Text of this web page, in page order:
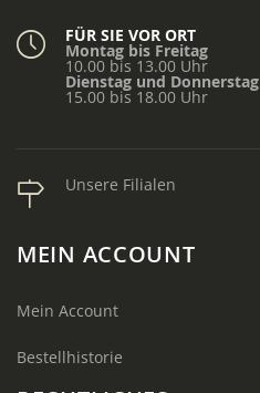
FÜR SIE VOR ORT
Montag bis Freitag
10.00 bis 13.00 Uhr
Dienstag und Donnerstag
15.00 bis 18.00 Uhr
Unsere Filialen
MEIN ACCOUNT
Mein Account
Bestellhistorie